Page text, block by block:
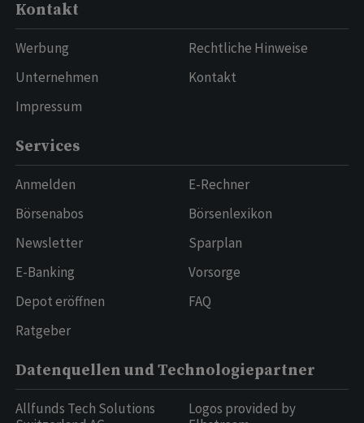
Kontakt
Werbung
Unternehmen
Impressum
Rechtliche Hinweise
Kontakt
Services
Anmelden
Börsenabos
Newsletter
E-Banking
Depot eröffnen
Ratgeber
E-Rechner
Börsenlexikon
Sparplan
Vorsorge
FAQ
Datenquellen und Technologiepartner
Allfunds Tech Solutions
Logos provided by